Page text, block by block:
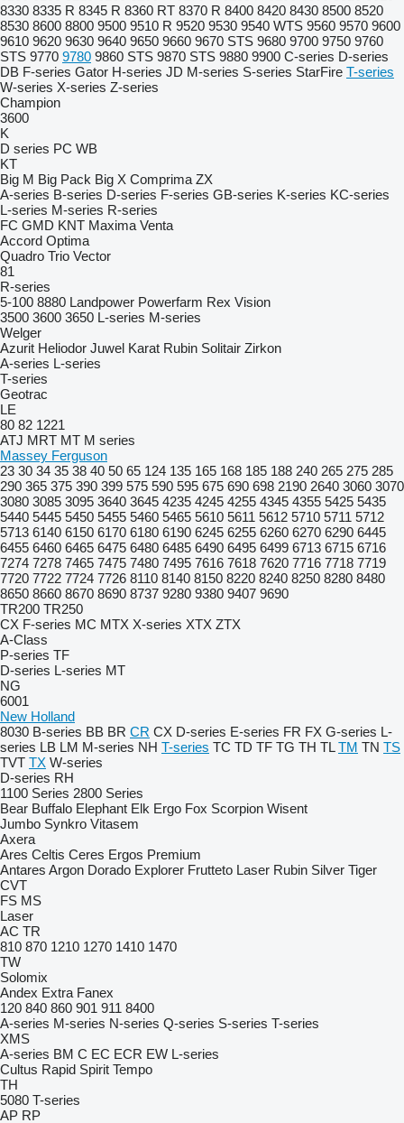
8330 8335 R 8345 R 8360 RT 8370 R 8400 8420 8430 8500 8520
8530 8600 8800 9500 9510 R 9520 9530 9540 WTS 9560 9570 9600
9610 9620 9630 9640 9650 9660 9670 STS 9680 9700 9750 9760
STS 9770 9780 9860 STS 9870 STS 9880 9900 C-series D-series
DB F-series Gator H-series JD M-series S-series StarFire T-series
W-series X-series Z-series
Champion
3600
K
D series PC WB
KT
Big M Big Pack Big X Comprima ZX
A-series B-series D-series F-series GB-series K-series KC-series
L-series M-series R-series
FC GMD KNT Maxima Venta
Accord Optima
Quadro Trio Vector
81
R-series
5-100 8880 Landpower Powerfarm Rex Vision
3500 3600 3650 L-series M-series
Welger
Azurit Heliodor Juwel Karat Rubin Solitair Zirkon
A-series L-series
T-series
Geotrac
LE
80 82 1221
ATJ MRT MT M series
Massey Ferguson
23 30 34 35 38 40 50 65 124 135 165 168 185 188 240 265 275 285
290 365 375 390 399 575 590 595 675 690 698 2190 2640 3060 3070
3080 3085 3095 3640 3645 4235 4245 4255 4345 4355 5425 5435
5440 5445 5450 5455 5460 5465 5610 5611 5612 5710 5711 5712
5713 6140 6150 6170 6180 6190 6245 6255 6260 6270 6290 6445
6455 6460 6465 6475 6480 6485 6490 6495 6499 6713 6715 6716
7274 7278 7465 7475 7480 7495 7616 7618 7620 7716 7718 7719
7720 7722 7724 7726 8110 8140 8150 8220 8240 8250 8280 8480
8650 8660 8670 8690 8737 9280 9380 9407 9690
TR200 TR250
CX F-series MC MTX X-series XTX ZTX
A-Class
P-series TF
D-series L-series MT
NG
6001
New Holland
8030 B-series BB BR CR CX D-series E-series FR FX G-series L-
series LB LM M-series NH T-series TC TD TF TG TH TL TM TN TS
TVT TX W-series
D-series RH
1100 Series 2800 Series
Bear Buffalo Elephant Elk Ergo Fox Scorpion Wisent
Jumbo Synkro Vitasem
Axera
Ares Celtis Ceres Ergos Premium
Antares Argon Dorado Explorer Frutteto Laser Rubin Silver Tiger
CVT
FS MS
Laser
AC TR
810 870 1210 1270 1410 1470
TW
Solomix
Andex Extra Fanex
120 840 860 901 911 8400
A-series M-series N-series Q-series S-series T-series
XMS
A-series BM C EC ECR EW L-series
Cultus Rapid Spirit Tempo
TH
5080 T-series
AP RP